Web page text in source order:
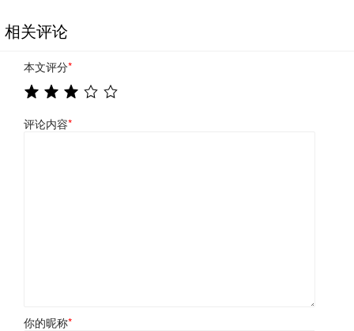
相关评论
本文评分*
评论内容*
你的昵称*